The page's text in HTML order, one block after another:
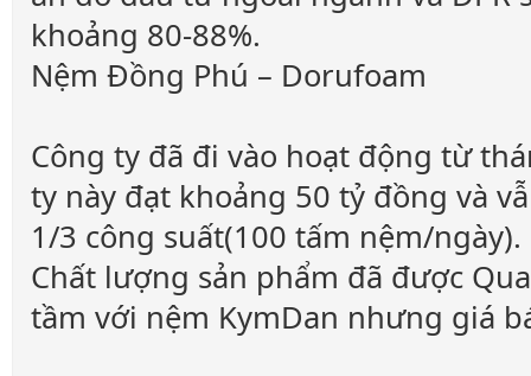
khoảng 80-88%.
Nệm Đồng Phú – Dorufoam
Công ty đã đi vào hoạt động từ
ty này đạt khoảng 50 tỷ đồng và
1/3 công suất(100 tấm nệm/ngày).
Chất lượng sản phẩm đã được
tầm với nệm KymDan nhưng giá